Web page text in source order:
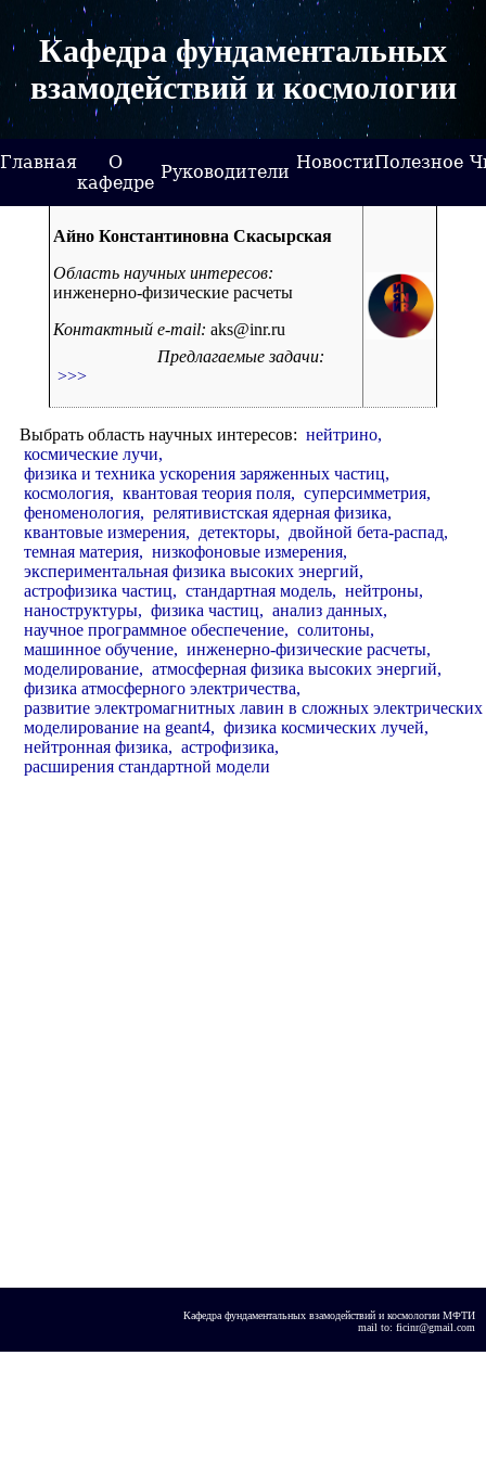
Кафедра фундаментальных
взамодействий и космологии
Главная
О
кафедре Руководители НовостиПолезное
Айно Константиновна Скасырская
Область научных интересов:
инженерно-физические расчеты
Контактный e-mail:aks@inr.ru
>>>
Выбрать область научных интересов: нейтрино,
космические лучи,
физика и техника ускорения заряженных частиц,
космология, квантовая теория поля, суперсимметрия,
феноменология, релятивистская ядерная физика,
квантовые измерения, детекторы, двойной бета-распад,
темная материя, низкофоновые измерения,
экспериментальная физика высоких энергий,
астрофизика частиц, стандартная модель, нейтроны,
наноструктуры, физика частиц, анализ данных,
научное программное обеспечение, солитоны,
машинное обучение, инженерно-физические расчеты,
моделирование, атмосферная физика высоких энергий,
физика атмосферного электричества,
развитие электромагнитных лавин в сложных электрических
моделирование на geant4, физика космических лучей,
нейтронная физика, астрофизика,
расширения стандартной модели
Кафедра фундаментальных взамодействий и космологии МФТИ
mail to: ficinr@gmail.com